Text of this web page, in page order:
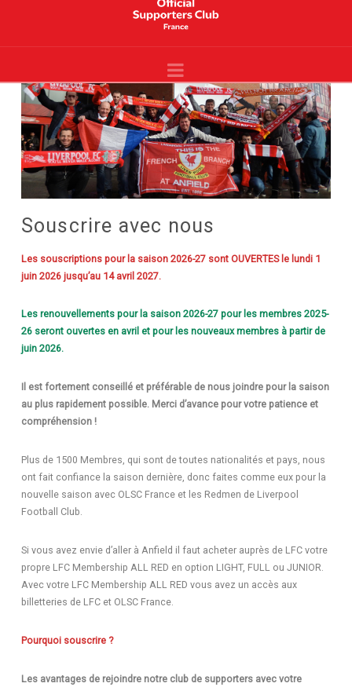
Liverpool
-
Site
Officiel
-
YNWA
Navigation
Souscrire avec nous
Les souscriptions pour la saison 2026-27 sont OUVERTES le lundi 1
juin 2026 jusqu’au 14 avril 2027.
Les renouvellements pour la saison 2026-27 pour les membres 2025-
26 seront ouvertes en avril et pour les nouveaux membres à partir de
juin 2026.
Il est fortement conseillé et préférable de nous joindre pour la saison
au plus rapidement possible. Merci d’avance pour votre patience et
compréhension !
Plus de 1500 Membres, qui sont de toutes nationalités et pays, nous
ont fait confiance la saison dernière, donc faites comme eux pour la
nouvelle saison avec OLSC France et les Redmen de Liverpool
Football Club.
Si vous avez envie d’aller à Anfield il faut acheter auprès de LFC votre
propre LFC Membership ALL RED en option LIGHT, FULL ou JUNIOR.
Avec votre LFC Membership ALL RED vous avez un accès aux
billetteries de LFC et OLSC France.
Pourquoi souscrire ?
Les avantages de rejoindre notre club de supporters avec votre